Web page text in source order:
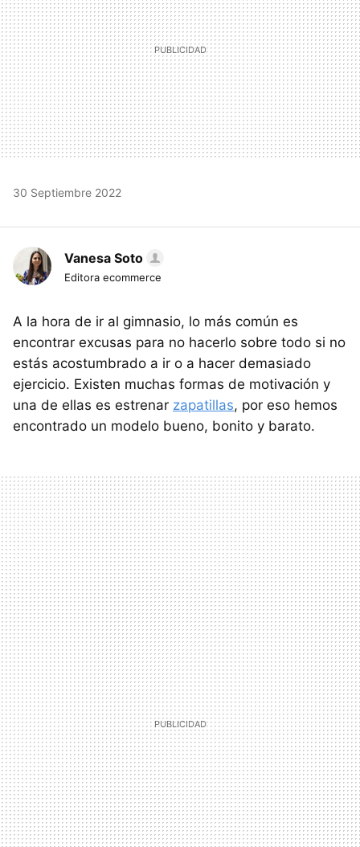
30 Septiembre 2022
Vanesa Soto
Editora ecommerce
A la hora de ir al gimnasio, lo más común es
encontrar excusas para no hacerlo sobre todo si no
estás acostumbrado a ir o a hacer demasiado
ejercicio. Existen muchas formas de motivación y
una de ellas es estrenar zapatillas, por eso hemos
encontrado un modelo bueno, bonito y barato.